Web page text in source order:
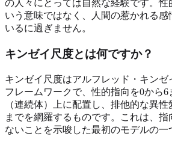
の人々にとっては自然な経験です。性
いう意味ではなく、人間の惹かれる感
いるに過ぎません。
キンゼイ尺度とは何ですか？
キンゼイ尺度はアルフレッド・キンゼ
フレームワークで、性的指向を0から6
（連続体）上に配置し、排他的な異
までを網羅するものです。これは、
ないことを示唆した最初のモデルの一